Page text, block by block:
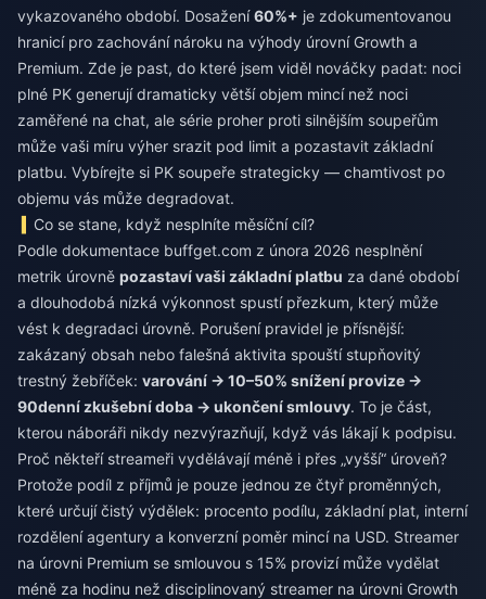
vykazovaného období. Dosažení60%+ je zdokumentovanou
hranicí pro zachování nároku na výhody úrovní Growth a
Premium. Zde je past, do které jsem viděl nováčky padat: noci
plné PK generují dramaticky větší objem mincí než noci
zaměřené na chat, ale série proher proti silnějším soupeřům
může vaši míru výher srazit pod limit a pozastavit základní
platbu. Vybírejte si PK soupeře strategicky — chamtivost po
objemu vás může degradovat.
Co se stane, když nesplníte měsíční cíl?
Podle dokumentace buffget.com z února 2026 nesplnění
metrik úrovně pozastaví vaši základní platbu za dané období
a dlouhodobá nízká výkonnost spustí přezkum, který může
vést k degradaci úrovně. Porušení pravidel je přísnější:
zakázaný obsah nebo falešná aktivita spouští stupňovitý
trestný žebříček: varování → 10–50% snížení provize →
90denní zkušební doba → ukončení smlouvy. To je část,
kterou náboráři nikdy nezvýrazňují, když vás lákají k podpisu.
Proč někteří streameři vydělávají méně i přes „vyšší“ úroveň?
Protože podíl z příjmů je pouze jednou ze čtyř proměnných,
které určují čistý výdělek: procento podílu, základní plat, interní
rozdělení agentury a konverzní poměr mincí na USD. Streamer
na úrovni Premium se smlouvou s 15% provizí může vydělat
méně za hodinu než disciplinovaný streamer na úrovni Growth